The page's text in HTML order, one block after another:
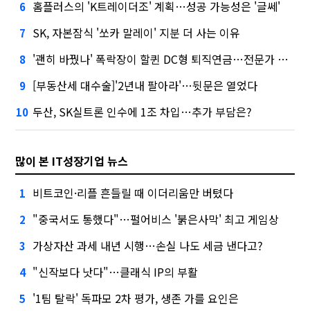
6 홈플러스의 'K트레이더조' 계획…성공 가능성은 '글쎄'
7 SK, 자본잠식 '쏘카 말레이' 지분 더 사는 이유
8 '괜히 바꿨나' 폭락장이 할퀸 DC형 퇴직연금…전문가 조언은
9 [부동산세 대수술]'2년내 팔아라'…뒷문은 열었다
10 두산, SK실트론 인수에 1조 차입…추가 부담은?
많이 본 IT성장기업 뉴스
1 비트코인·리플 흔들릴 때 이더리움만 버텼다
2 "중국서도 통했다"…펄어비스 '붉은사막' 최고 게임상
3 가상자산 과세 내년 시행…손실 나도 세금 낸다고?
4 "신작보다 낫다"…클래식 IP의 부활
5 '1팀 탈락' 독파모 2차 평가, 생존 가를 요인은